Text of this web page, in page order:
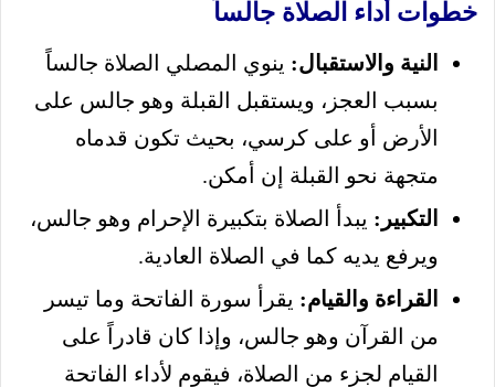
خطوات أداء الصلاة جالساً
النية والاستقبال: ينوي المصلي الصلاة جالساً
بسبب العجز، ويستقبل القبلة وهو جالس على
الأرض أو على كرسي، بحيث تكون قدماه
متجهة نحو القبلة إن أمكن.
التكبير: يبدأ الصلاة بتكبيرة الإحرام وهو جالس،
ويرفع يديه كما في الصلاة العادية.
القراءة والقيام: يقرأ سورة الفاتحة وما تيسر
من القرآن وهو جالس، وإذا كان قادراً على
القيام لجزء من الصلاة، فيقوم لأداء الفاتحة